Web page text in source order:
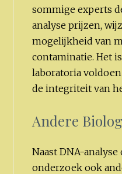
sommige experts
analyse prijzen,
mogelijkheid van
contaminatie. Het
laboratoria
de integriteit van
Andere
Naast DNA-
onderzoek ook